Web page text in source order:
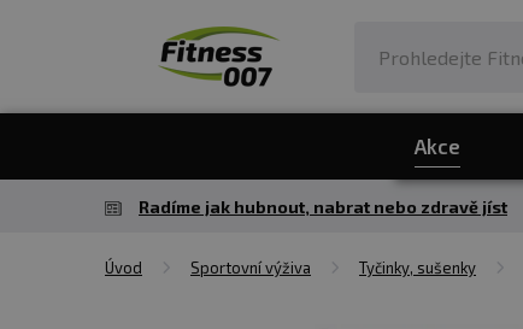
Akce
Radíme jak hubnout, nabrat nebo zdravě jíst
Úvod Sportovní výživa Tyčinky, sušenky